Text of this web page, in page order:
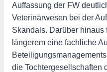
Auffassung der FW
Veterinärwesen bei der
Skandals. Darüber hinaus
längerem eine fachliche
die Tochtergesellschaften